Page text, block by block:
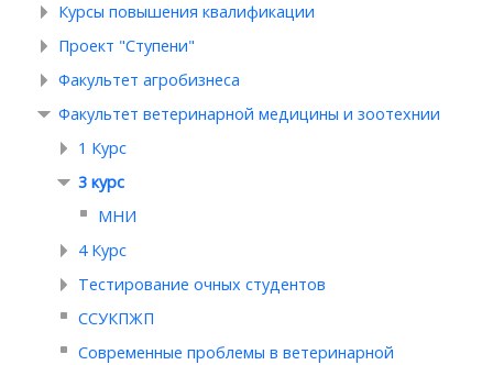
Курсы повышения квалификации
Проект "Ступени"
Факультет агробизнеса
Факультет ветеринарной медицины и зоотехнии
1 Курс
3 курс
МНИ
4 Курс
Тестирование очных студентов
ССУКПЖП
Современные проблемы в ветеринарной